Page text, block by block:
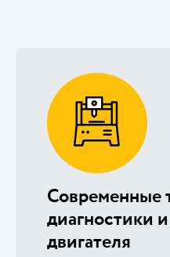
Современные
диагностики
двигателя